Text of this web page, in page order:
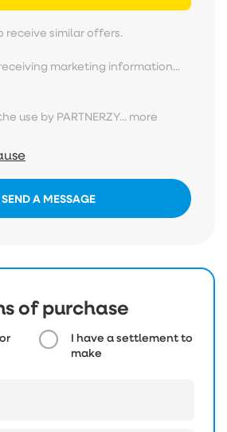
receive similar offers.
marketing information...
use by PARTNERZY... more
SEND A MESSAGE
of purchase
I have a settlement to
make